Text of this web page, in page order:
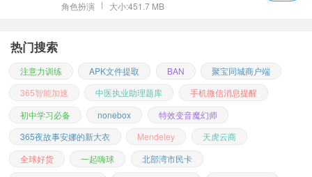
角色扮演 大小:451.7 MB
热门搜索
注意力训练 APK文件提取 BAN
聚宝同城商户端
365智能加速
中医执业助理题库
手机微信消息提醒
初中学习必备
nonebox
特效变音魔幻师
365夜故事安娜的新大衣
Mendeley
天虎云商
全球好货
一起嗨球
北部湾市民卡